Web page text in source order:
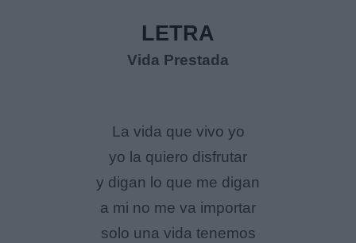
LETRA
Vida Prestada
La vida que vivo yo
yo la quiero disfrutar
y digan lo que me digan
a mi no me va importar
solo una vida tenemos